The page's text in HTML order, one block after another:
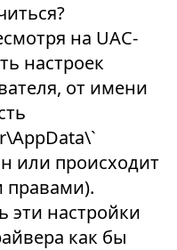
на UAC-
настроек
от имени
или происходит
эти настройки
как бы